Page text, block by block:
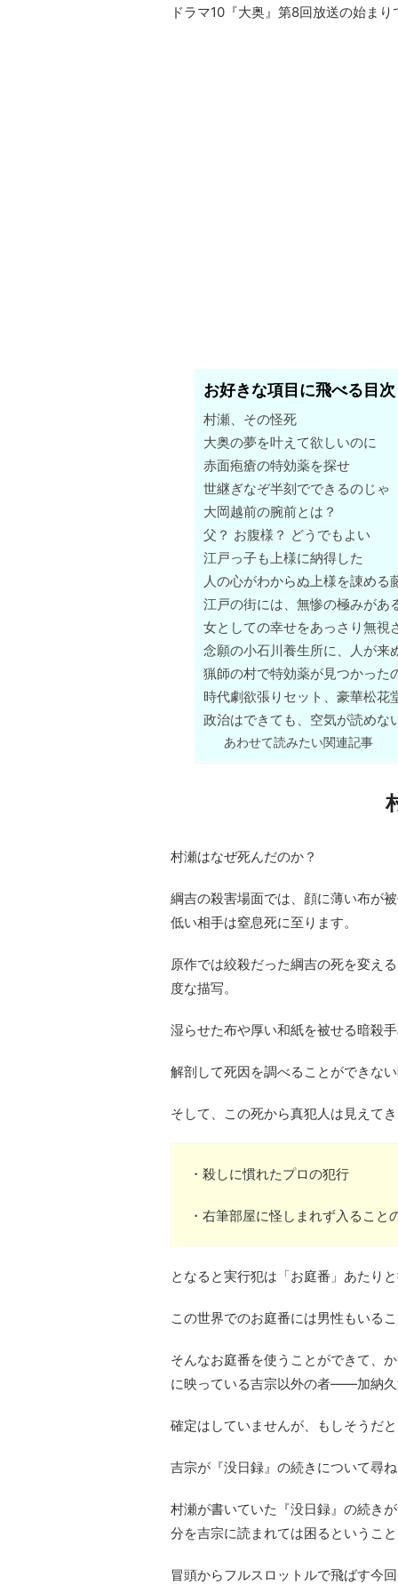
ドラマ10『大奥』第8回放送の始まり
お好きな項目に飛べる目次
村瀬、その怪死
大奥の夢を叶えて欲しいのに
赤面疱瘡の特効薬を探せ
世継ぎなぞ半刻でできるのじゃ
大岡越前の腕前とは？
父？ お腹様？ どうでもよい
江戸っ子も上様に納得した
人の心がわからぬ上様を諌める
江戸の街には、無惨の極みがあ
女としての幸せをあっさり無視
念願の小石川養生所に、人が来
猟師の村で特効薬が見つかった
時代劇欲張りセット、豪華松花
政治はできても、空気が読めな
あわせて読みたい関連記事
村瀬はなぜ死んだのか？
綱吉の殺害場面では、顔に薄い布が
低い相手は窒息死に至ります。
原作では絞殺だった綱吉の死を変え
度な描写。
湿らせた布や厚い和紙を被せる暗殺
解剖して死因を調べることができな
そして、この死から真犯人は見えて
・殺しに慣れたプロの犯行
・右筆部屋に怪しまれず入るこ
となると実行犯は「お庭番」あたり
この世界でのお庭番には男性もいる
そんなお庭番を使うことができて、
に映っている吉宗以外の者――加納
確定はしていませんが、もしそうだ
吉宗が『没日録』の続きについて尋
村瀬が書いていた『没日録』の続き
分を吉宗に読まれては困るというこ
冒頭からフルスロットルで飛ばす今